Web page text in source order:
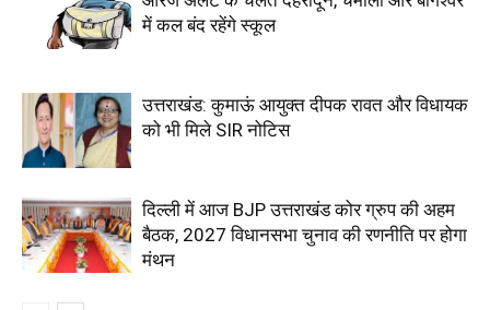
में कल बंद रहेंगे स्कूल
उत्तराखंड: कुमाऊं आयुक्त दीपक रावत और विधायक
को भी मिले SIR नोटिस
दिल्ली में आज BJP उत्तराखंड कोर ग्रुप की अहम
बैठक, 2027 विधानसभा चुनाव की रणनीति पर होगा
मंथन